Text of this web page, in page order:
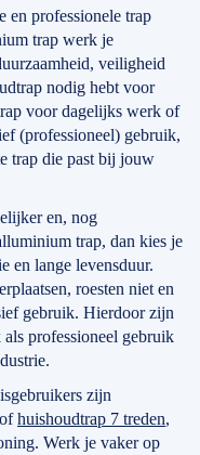
en professionele trap
trap werk je
veiligheid
nodig hebt voor
voor dagelijks werk of
(professioneel) gebruik,
trap die past bij jouw
en, nog
trap, dan kies je
en lange levensduur.
roesten niet en
gebruik. Hierdoor zijn
professioneel gebruik
zijn
huishoudtrap 7 treden,
Werk je vaker op